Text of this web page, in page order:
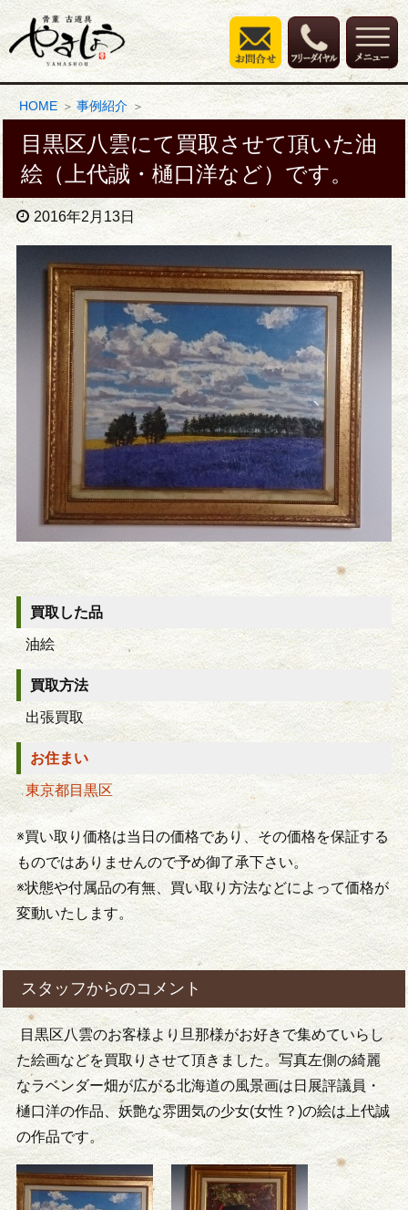
HOME 事例紹介
目黒区八雲にて買取させて頂いた油
絵（上代誠・樋口洋など）です。
2016年2月13日
買取した品
油絵
買取方法
出張買取
お住まい
東京都目黒区
※買い取り価格は当日の価格であり、その価格を保証する
ものではありませんので予め御了承下さい。
※状態や付属品の有無、買い取り方法などによって価格が
変動いたします。
スタッフからのコメント
目黒区八雲のお客様より旦那様がお好きで集めていらし
た絵画などを買取りさせて頂きました。写真左側の綺麗
なラベンダー畑が広がる北海道の風景画は日展評議員・
樋口洋の作品、妖艶な雰囲気の少女(女性？)の絵は上代誠
の作品です。